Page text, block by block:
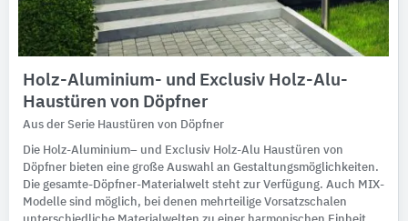
Holz-Aluminium- und Exclusiv Holz-Alu-
Haustüren von Döpfner
Aus der Serie Haustüren von Döpfner
Die Holz-Aluminium– und Exclusiv Holz-Alu Haustüren von
Döpfner bieten eine große Auswahl an Gestaltungsmöglichkeiten.
Die gesamte-Döpfner-Materialwelt steht zur Verfügung. Auch MIX-
Modelle sind möglich, bei denen mehrteilige Vorsatzschalen